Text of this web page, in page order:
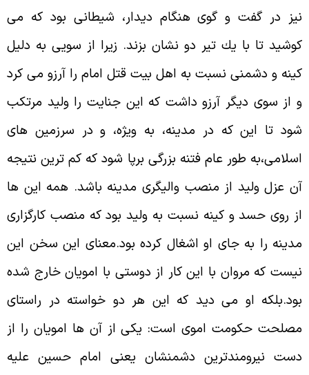
در گفت و گوى هنگام ديدار، شيطانى بود كه مى
تا با يك تير دو نشان بزند. زيرا از سويى به دليل
و دشمنى نسبت به اهل بيت قتل امام را آرزو مى كرد
از سوى ديگر آرزو داشت كه اين جنايت را وليد مرتكب
تا اين كه در مدينه، به ويژه، و در سرزمين هاى
طور عام فتنه بزرگى برپا شود كه كم ترين نتيجه
عزل وليد از منصب واليگرى مدينه باشد. همه اين ها
روى حسد و كينه نسبت به وليد بود كه منصب كارگزارى
را به جاى او اشغال كرده بود.معناى اين سخن اين
كه مروان با اين كار از دوستى با امويان خارج شده
او مى ديد كه اين هر دو خواسته در راستاى
حكومت اموى است: يكى از آن ها امويان را از
نيرومندترين دشمنشان يعنى امام حسين عليه